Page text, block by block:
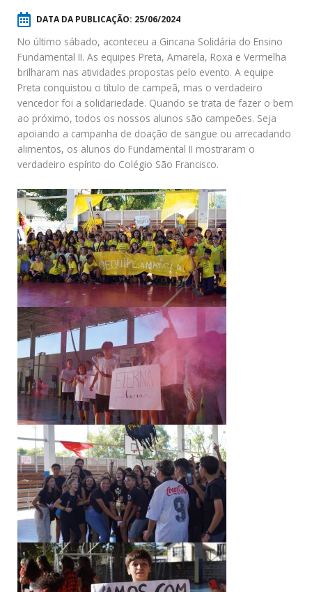
DATA DA PUBLICAÇÃO: 25/06/2024
No último sábado, aconteceu a Gincana Solidária do Ensino
Fundamental II. As equipes Preta, Amarela, Roxa e Vermelha
brilharam nas atividades propostas pelo evento. A equipe
Preta conquistou o título de campeã, mas o verdadeiro
vencedor foi a solidariedade. Quando se trata de fazer o bem
ao próximo, todos os nossos alunos são campeões. Seja
apoiando a campanha de doação de sangue ou arrecadando
alimentos, os alunos do Fundamental II mostraram o
verdadeiro espírito do Colégio São Francisco.